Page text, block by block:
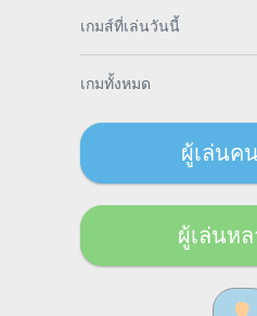
เกมส์ที่เล่นวันนี้
เกมทั้งหมด
ผู้เล่นค
ผู้เล่นห